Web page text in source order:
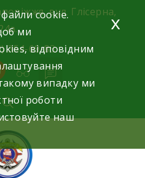
вул. Глісерна,
354-69-83
cookie.
ми
відповідним
випадку ми
роботи
наш
x